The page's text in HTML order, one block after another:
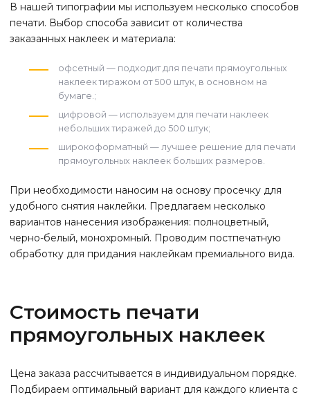
В нашей типографии мы используем несколько способов
печати. Выбор способа зависит от количества
заказанных наклеек и материала:
офсетный — подходит для печати прямоугольных
наклеек тиражом от 500 штук, в основном на
бумаге.;
цифровой — используем для печати наклеек
небольших тиражей до 500 штук;
широкоформатный — лучшее решение для печати
прямоугольных наклеек больших размеров.
При необходимости наносим на основу просечку для
удобного снятия наклейки. Предлагаем несколько
вариантов нанесения изображения: полноцветный,
черно-белый, монохромный. Проводим постпечатную
обработку для придания наклейкам премиального вида.
Стоимость печати
прямоугольных наклеек
Цена заказа рассчитывается в индивидуальном порядке.
Подбираем оптимальный вариант для каждого клиента с